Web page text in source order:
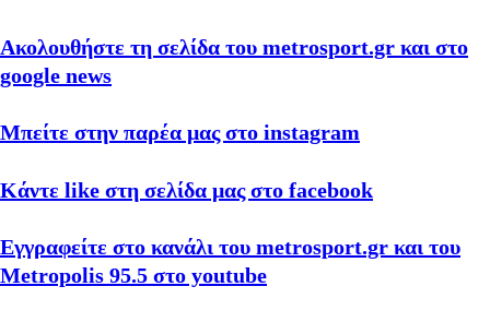
Ακολουθήστε τη σελίδα του metrosport.gr και στο
google news
Μπείτε στην παρέα μας στο instagram
Κάντε like στη σελίδα μας στο facebook
Εγγραφείτε στο κανάλι του metrosport.gr και του
Metropolis 95.5 στο youtube